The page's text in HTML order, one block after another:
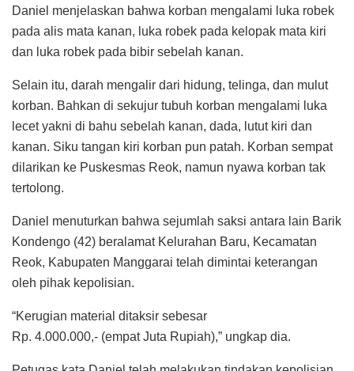
Daniel menjelaskan bahwa korban mengalami luka robek
pada alis mata kanan, luka robek pada kelopak mata kiri
dan luka robek pada bibir sebelah kanan.
Selain itu, darah mengalir dari hidung, telinga, dan mulut
korban. Bahkan di sekujur tubuh korban mengalami luka
lecet yakni di bahu sebelah kanan, dada, lutut kiri dan
kanan. Siku tangan kiri korban pun patah. Korban sempat
dilarikan ke Puskesmas Reok, namun nyawa korban tak
tertolong.
Daniel menuturkan bahwa sejumlah saksi antara lain Barik
Kondengo (42) beralamat Kelurahan Baru, Kecamatan
Reok, Kabupaten Manggarai telah dimintai keterangan
oleh pihak kepolisian.
“Kerugian material ditaksir sebesar
Rp. 4.000.000,- (empat Juta Rupiah),” ungkap dia.